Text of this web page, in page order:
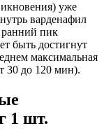
уже
варденафил
ранний пик
быть достигнут
максимальная
30 до 120 мин).
1 шт.